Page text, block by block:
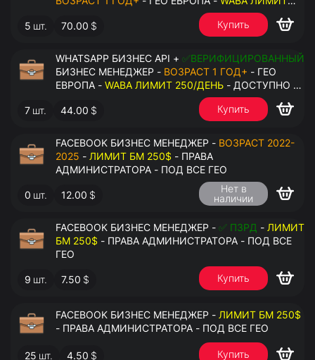
- ДОСТУПНО К ПРИВЯЗКЕ ДО 20
НОМЕРОВ - ПРАВА АДМИНИСТРАТОРА
5 шт. 70.00 $ Купить
WHATSAPP БИЗНЕС API + ✅ВЕРИФИЦИРОВАННЫЙ
БИЗНЕС МЕНЕДЖЕР - ВОЗРАСТ 1 ГОД+ - ГЕО
ЕВРОПА - WABA ЛИМИТ 250/ДЕНЬ - ДОСТУПНО К
ПРИВЯЗКЕ ДО 2 НОМЕРОВ - ПРАВА
АДМИНИСТРАТОРА
7 шт. 44.00 $ Купить
FACEBOOK БИЗНЕС МЕНЕДЖЕР - ВОЗРАСТ 2022-
2025 - ЛИМИТ БМ 250$ - ПРАВА
АДМИНИСТРАТОРА - ПОД ВСЕ ГЕО
0 шт. 12.00 $
Нет в
наличии
FACEBOOK БИЗНЕС МЕНЕДЖЕР - ✅ ПЗРД - ЛИМИТ
БМ 250$ - ПРАВА АДМИНИСТРАТОРА - ПОД ВСЕ
ГЕО
9 шт. 7.50 $ Купить
FACEBOOK БИЗНЕС МЕНЕДЖЕР - ЛИМИТ БМ 250$
- ПРАВА АДМИНИСТРАТОРА - ПОД ВСЕ ГЕО
25 шт. 4.50 $ Купить